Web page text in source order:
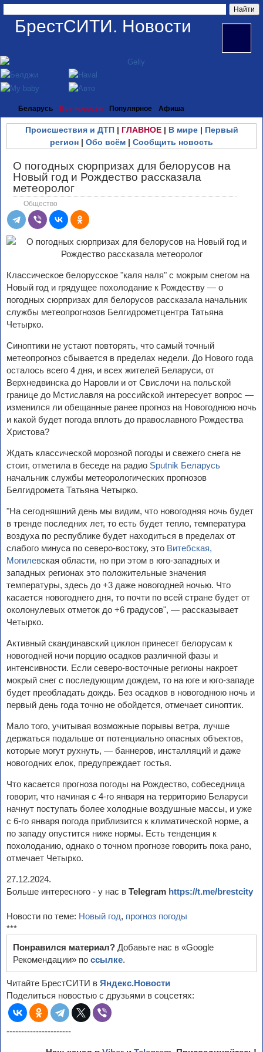
БрестСИТИ. Новости
Беларусь Все новости Популярное Афиша
Происшествия и ДТП| ГЛАВНОЕ| В мире| Первый
регион | Обо всём | Сообщить новость
О погодных сюрпризах для белорусов на
Новый год и Рождество рассказала
метеоролог
Общество
Классическое белорусское "каля наля" с мокрым снегом на
Новый год и грядущее похолодание к Рождеству ― о
погодных сюрпризах для белорусов рассказала начальник
службы метеопрогнозов Белгидрометцентра Татьяна
Четырко.
Синоптики не устают повторять, что самый точный
метеопрогноз сбывается в пределах недели. До Нового года
осталось всего 4 дня, и всех жителей Беларуси, от
Верхнедвинска до Наровли и от Свислочи на польской
границе до Мстиславля на российской интересует вопрос ―
изменился ли обещанные ранее прогноз на Новогоднюю ночь
и какой будет погода вплоть до православного Рождества
Христова?
Ждать классической морозной погоды и свежего снега не
стоит, отметила в беседе на радио Sputnik Беларусь
начальник службы метеорологических прогнозов
Белгидромета Татьяна Четырко.
"На сегодняшний день мы видим, что новогодняя ночь будет
в тренде последних лет, то есть будет тепло, температура
воздуха по республике будет находиться в пределах от
слабого минуса по северо-востоку, это Витебская,
Могилевская области, но при этом в юго-западных и
западных регионах это положительные значения
температуры, здесь до +3 даже новогодней ночью. Что
касается новогоднего дня, то почти по всей стране будет от
околонулевых отметок до +6 градусов", ― рассказывает
Четырко.
Активный скандинавский циклон принесет белорусам к
новогодней ночи порцию осадков различной фазы и
интенсивности. Если северо-восточные регионы накроет
мокрый снег с последующим дождем, то на юге и юго-западе
будет преобладать дождь. Без осадков в новогоднюю ночь и
первый день года точно не обойдется, отмечает синоптик.
Мало того, учитывая возможные порывы ветра, лучше
держаться подальше от потенциально опасных объектов,
которые могут рухнуть, ― баннеров, инсталляций и даже
новогодних елок, предупреждает гостья.
Что касается прогноза погоды на Рождество, собеседница
говорит, что начиная с 4-го января на территорию Беларуси
начнут поступать более холодные воздушные массы, и уже
с 6-го января погода приблизится к климатической норме, а
по западу опустится ниже нормы. Есть тенденция к
похолоданию, однако о точном прогнозе говорить пока рано,
отмечает Четырко.
27.12.2024.
Больше интересного - у нас в Telegram https://t.me/brestcity
Новости по теме: Новый год, прогноз погоды
***
Понравился материал? Добавьте нас в «Google
Рекомендации» по ссылке.
Читайте БрестСИТИ в Яндекс.Новости
Поделиться новостью с друзьями в соцсетях:
----------------------